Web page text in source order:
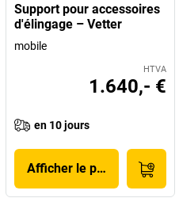
Support pour accessoires
d'élingage – Vetter
mobile
HTVA
1.640,- €
en 10 jours
Afficher le produit